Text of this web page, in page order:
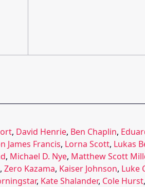
, David Henrie, Ben Chaplin,
James Francis, Lorna Scott, Lukas
, Michael D. Nye, Matthew Scott
, Zero Kazama, Kaiser Johnson, Luke
, Kate Shalander, Cole Hurst,